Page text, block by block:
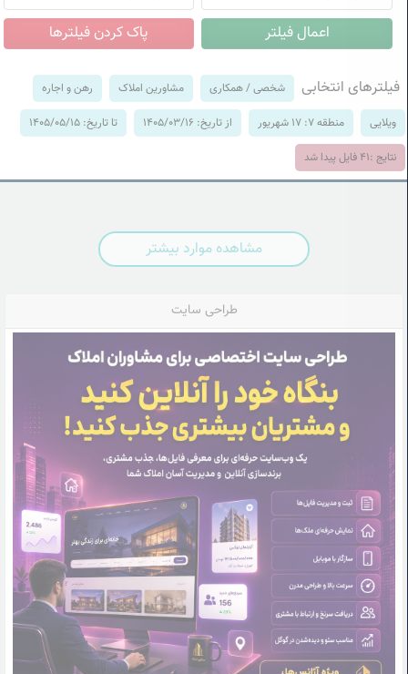
فیلترهای انتخابی شخصی / همکاری مشاورین املاک رهن و اجاره
ویلایی منطقه 7: 17 شهریور از تاریخ: 1405/03/16 تا تاریخ: 1405/05/15
نتایج :41 فایل پیدا شد
مشاهده موارد بیشتر
طراحی سایت